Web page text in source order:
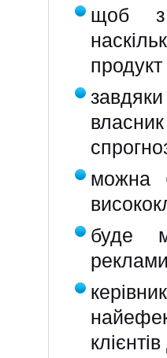
щоб з
продукт
можна
буде